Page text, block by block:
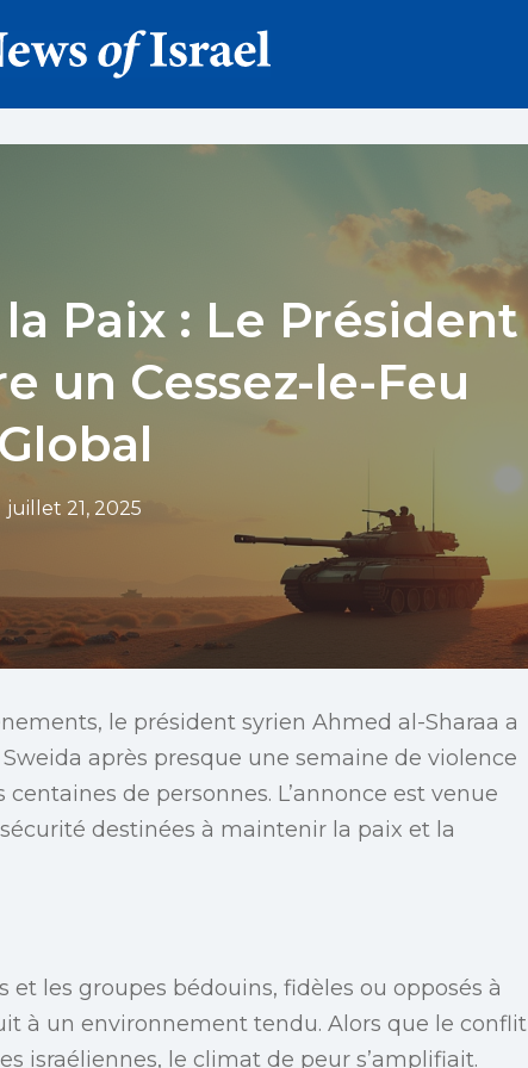
Paix : Le Président
un Cessez-le-Feu
Global
juillet 21, 2025
le président syrien Ahmed al-Sharaa a
après presque une semaine de violence
de personnes. L’annonce est venue
destinées à maintenir la paix et la
et les groupes bédouins, fidèles ou opposés à
à un environnement tendu. Alors que le conflit
israéliennes, le climat de peur s’amplifiait.